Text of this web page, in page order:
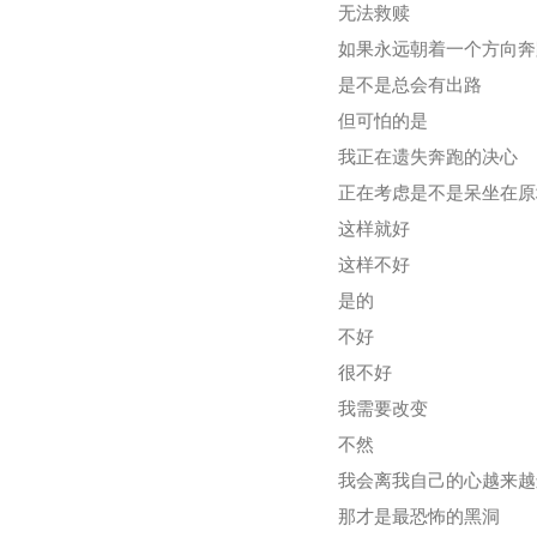
无法救赎
如果永远朝着一个方向
是不是总会有出路
但可怕的是
我正在遗失奔跑的决心
正在考虑是不是呆坐在
这样就好
这样不好
是的
不好
很不好
我需要改变
不然
我会离我自己的心越来
那才是最恐怖的黑洞